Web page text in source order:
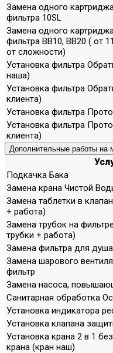
Замена одного
фильтра 10SL
Замена одного
фильтра ВВ10, ВВ20 ( от
от сложности)
Установка фильтра
наша)
Установка фильтра
клиента)
Установка фильтра
Установка фильтра
клиента)
Дополнительные работы на
Подкачка Бака
Замена крана Чистой
Замена таблетки в
+ работа)
Замена трубок на
трубки + работа)
Замена фильтра для душа
Замена шарового
фильтр
Замена насоса,
Санитарная обработка
Установка индикатора
Установка клапана
Установка крана 2 в 1
крана (кран наш)